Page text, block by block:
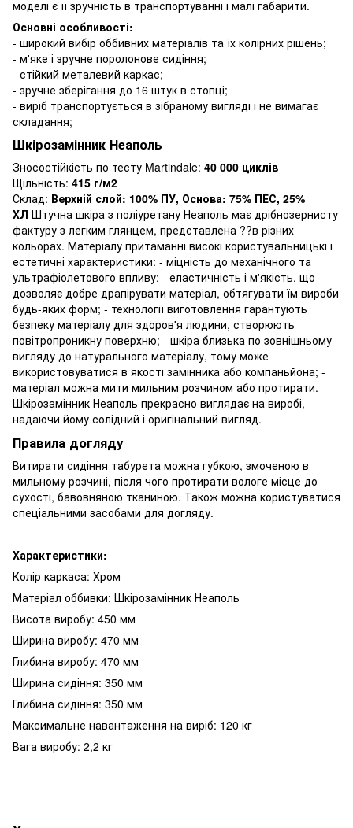
моделі є її зручність в транспортуванні і малі габарити.
Основні особливості:
- широкий вибір оббивних матеріалів та їх колірних рішень;
- м'яке і зручне поролонове сидіння;
- стійкий металевий каркас;
- зручне зберігання до 16 штук в стопці;
- виріб транспортується в зібраному вигляді і не вимагає
складання;
Шкірозамінник Неаполь
Зносостійкість по тесту Martindale: 40 000 циклів
Щільність: 415 г/м2
Склад: Верхній слой: 100% ПУ, Основа: 75% ПЕС, 25%
ХЛ Штучна шкіра з поліуретану Неаполь має дрібнозернисту
фактуру з легким глянцем, представлена ??в різних
кольорах. Матеріалу притаманні високі користувальницькі і
естетичні характеристики: - міцність до механічного та
ультрафіолетового впливу; - еластичність і м'якість, що
дозволяє добре драпірувати матеріал, обтягувати їм вироби
будь-яких форм; - технології виготовлення гарантують
безпеку матеріалу для здоров'я людини, створюють
повітропроникну поверхню; - шкіра близька по зовнішньому
вигляду до натурального матеріалу, тому може
використовуватися в якості замінника або компаньйона; -
матеріал можна мити мильним розчином або протирати.
Шкірозамінник Неаполь прекрасно виглядає на виробі,
надаючи йому солідний і оригінальний вигляд.
Правила догляду
Витирати сидіння табурета можна губкою, змоченою в
мильному розчині, після чого протирати вологе місце до
сухості, бавовняною тканиною. Також можна користуватися
спеціальними засобами для догляду.
Характеристики:
Колір каркаса: Хром
Матеріал оббивки: Шкірозамінник Неаполь
Висота виробу: 450 мм
Ширина виробу: 470 мм
Глибина виробу: 470 мм
Ширина сидіння: 350 мм
Глибина сидіння: 350 мм
Максимальне навантаження на виріб: 120 кг
Вага виробу: 2,2 кг